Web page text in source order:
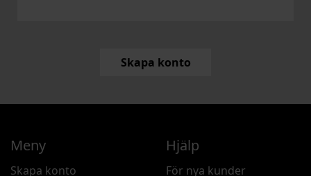
Skapa konto
Meny
Skapa konto
Hjälp
För nya kunder